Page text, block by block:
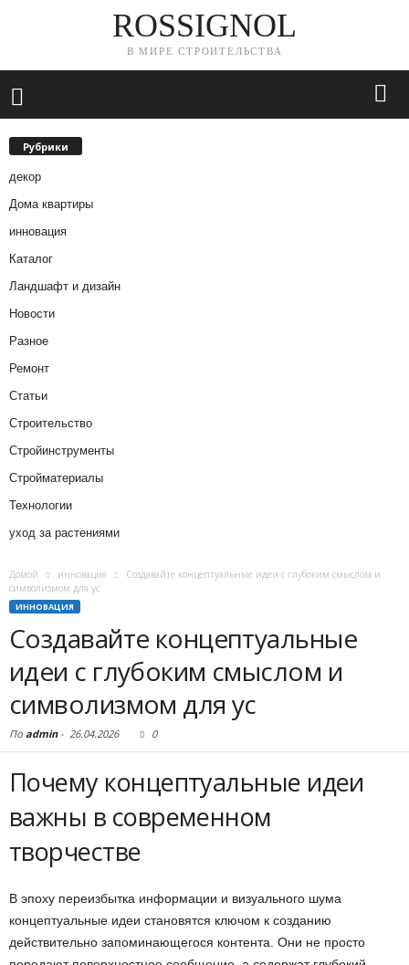
ROSSIGNOL
В МИРЕ СТРОИТЕЛЬСТВА
Рубрики
декор
Дома квартиры
инновация
Каталог
Ландшафт и дизайн
Новости
Разное
Ремонт
Статьи
Строительство
Стройинструменты
Стройматериалы
Технологии
уход за растениями
Домой инновация
Создавайте концептуальные идеи с глубоким смыслом и
символизмом для ус
ИННОВАЦИЯ
Создавайте концептуальные
идеи с глубоким смыслом и
символизмом для ус
По admin- 26.04.2026 0
Почему концептуальные идеи
важны в современном
творчестве
В эпоху переизбытка информации и визуального шума
концептуальные идеи становятся ключом к созданию
действительно запоминающегося контента. Они не просто